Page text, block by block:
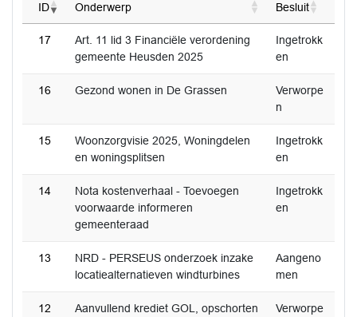
ID Onderwerp Besluit
17
Art. 11 lid 3 Financiële verordening
gemeente Heusden 2025
Ingetrokk
en
16 Gezond wonen in De Grassen
Verworpe
n
15
Woonzorgvisie 2025, Woningdelen
en woningsplitsen
Ingetrokk
en
14
Nota kostenverhaal - Toevoegen
voorwaarde informeren
gemeenteraad
Ingetrokk
en
13
NRD - PERSEUS onderzoek inzake
locatiealternatieven windturbines
Aangeno
men
12
Aanvullend krediet GOL, opschorten
Verworpe